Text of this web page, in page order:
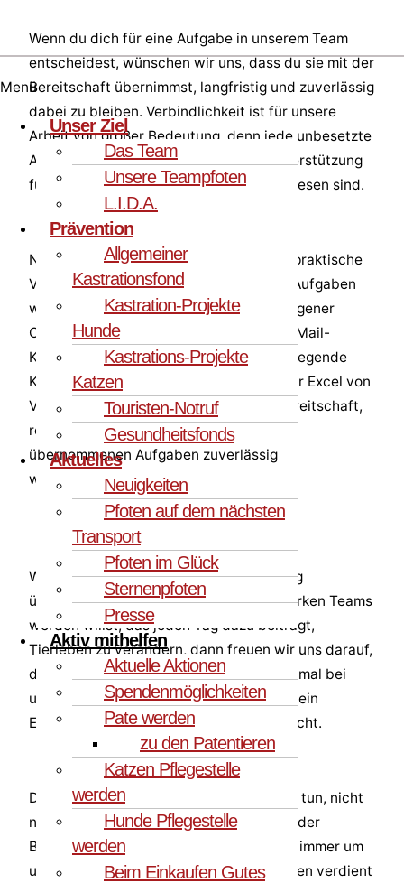
Menü
Unser Ziel
Das Team
Unsere Teampfoten
L.I.D.A.
Prävention
Allgemeiner
Kastrationsfond
Kastration-Projekte
Hunde
Kastrations-Projekte
Katzen
Touristen-Notruf
Gesundheitsfonds
Aktuelles
Neuigkeiten
Pfoten auf dem nächsten
Transport
Pfoten im Glück
Sternenpfoten
Presse
Aktiv mithelfen
Aktuelle Aktionen
Spendenmöglichkeiten
Pate werden
zu den Patentieren
Katzen Pflegestelle
werden
Hunde Pflegestelle
werden
Beim Einkaufen Gutes
Wenn du dich für eine Aufgabe in unserem Team
entscheidest, wünschen wir uns, dass du sie mit der
Bereitschaft übernimmst, langfristig und zuverlässig
dabei zu bleiben. Verbindlichkeit ist für unsere
Arbeit von großer Bedeutung, denn jede unbesetzte
Aufgabe bedeutet letztlich weniger Unterstützung
für die Tiere, die auf unsere Hilfe angewiesen sind.
Neben Herz und Engagement sind auch praktische
Voraussetzungen wichtig. Viele unserer Aufgaben
werden digital erledigt. Daher sind ein eigener
Computer, ein sicherer Umgang in der E-Mail-
Kommunikation, Messenger sowie grundlegende
Kenntnisse in Programmen wie Word oder Excel von
Vorteil. Vor allem aber braucht es die Bereitschaft,
regelmäßig Zeit zu investieren und die
übernommenen Aufgaben zuverlässig
wahrzunehmen.
Wenn Du empathisch bist, Verantwortung
übernehmen möchtest und Teil eines starken Teams
werden willst, das jeden Tag dazu beiträgt,
Tierleben zu verändern, dann freuen wir uns darauf,
dich kennenzulernen. Schau doch gleich mal bei
unseren PfotenJobs vorbei, vielleicht ist ein
Ehrenamt für dich dabei, das dich anspricht.
Denn am Ende geht es bei allem, was wir tun, nicht
nur um Verwaltungsaufgaben, Berichte oder
Beiträge in den sozialen Medien. Es geht immer um
unsere Tiere. Und jedes einzelne von ihnen verdient